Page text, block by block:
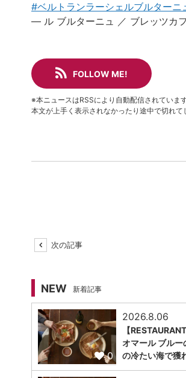
#ベルトランラーシェルブルターニ
— ル ブルターニュ ／ ブレッツカ
FOLLOW ME!
※本ニュースはRSSにより自動配信されています
本文が上手く表示されなかったり途中で切れて
次の記事
NEW 新着記事
0
2026.8.06
【
オマール ブル
の冷たい海で獲